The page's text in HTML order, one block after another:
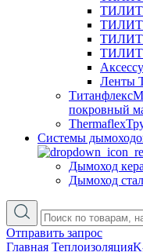
ТИЛИТ
ТИЛИТ
ТИЛИТ
Ленты
Титанфлекс
покровный
Thermaflex
Cистемы
Дымоход
Дымоход
Отправить запрос
Главная Теплоизоляция